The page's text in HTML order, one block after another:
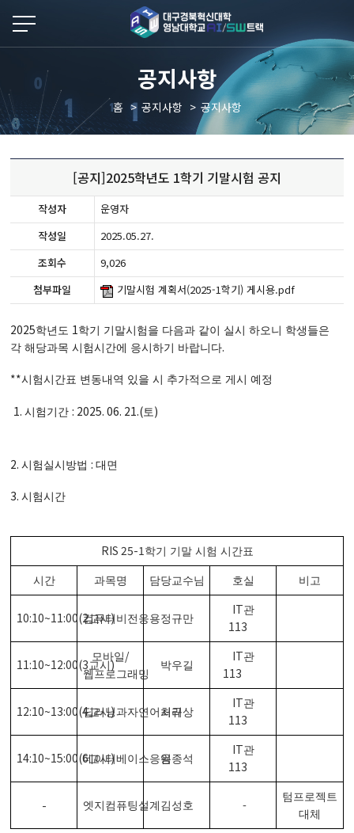
공지사항
홈 공지사항 공지사항
[공지]2025학년도 1학기 기말시험 공지
작성자
운영자
작성일
2025.05.27.
조회수
9,026
첨부파일
기말시험 계획서(2025-1학기) 게시용.pdf
2025학년도 1학기 기말시험을 다음과 같이 실시 하오니 학생들은
각 해당과목 시험시간에 응시하기 바랍니다.
**시험시간표 변동내역 있을 시 추가적으로 게시 예정
1.시험기간: 2025. 06. 21.(토 )
2.시험실시방법:대면
3.시험시간
RIS 25-1학기 기말 시험 시간표
시간 과목명 담당교수님 호실 비고
10:10~11:00(2교시)
컴퓨터비전응용정규만
IT관
113
11:10~12:00(3교시)
모바일 /
웹프로그래밍
박우길
IT관
113
12:10~13:00(4교시)
딥러닝과자연어처리
최규상
IT관
113
14:10~15:00(6교시)
데이터베이스응용임종석
IT관
113
- 엣지컴퓨팅설계 김성호 -
텀프로젝트
대체